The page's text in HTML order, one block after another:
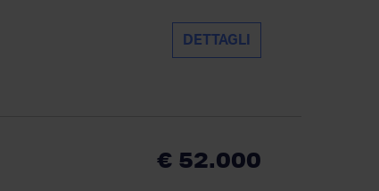
DETTAGLI
€ 52.000